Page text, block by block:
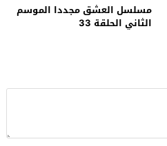
مسلسل العشق مجددا الموسم
الثاني الحلقة 33